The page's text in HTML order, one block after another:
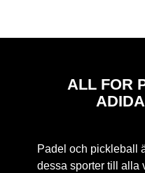
ALL FOR
Padel och pickleball
dessa sporter till alla